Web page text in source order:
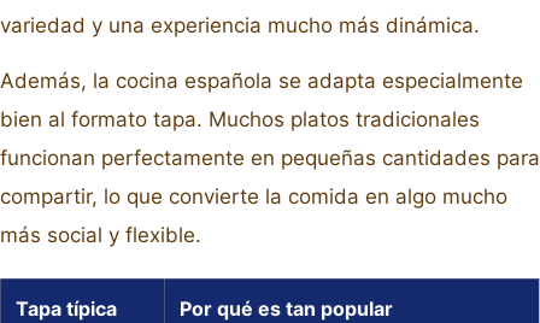
variedad y una experiencia mucho más dinámica.
Además, la cocina española se adapta especialmente
bien al formato tapa. Muchos platos tradicionales
funcionan perfectamente en pequeñas cantidades para
compartir, lo que convierte la comida en algo mucho
más social y flexible.
Tapa típica
Por qué es tan popular